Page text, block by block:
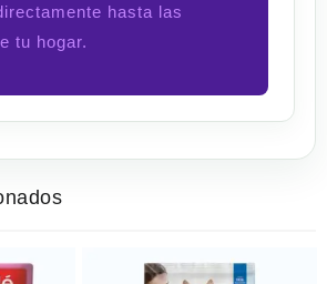
hasta las
tu hogar.